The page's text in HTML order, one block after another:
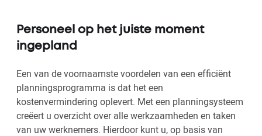
Personeel op het juiste moment
ingepland
Een van de voornaamste voordelen van een efficiënt
planningsprogramma is dat het een
kostenvermindering oplevert. Met een planningsysteem
creëert u overzicht over alle werkzaamheden en taken
van uw werknemers. Hierdoor kunt u, op basis van